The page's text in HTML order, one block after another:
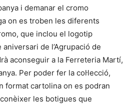
i demanar el cromo
on es troben les diferents
que inclou el logotip
de l’Agrupació de
aconseguir a la Ferreteria Martí,
Per poder fer la col·lecció,
format cartolina on es podran
les botigues que